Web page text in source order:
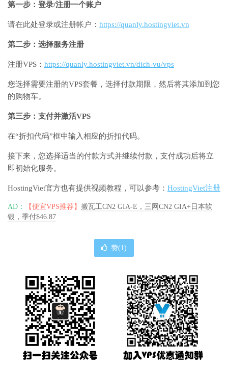
第一步：登录/注册一个账户
请在此处登录或注册帐户： https://quanly.hostingviet.vn
第二步：选择服务注册
注册VPS： https://quanly.hostingviet.vn/dich-vu/vps
您选择需要注册的VPS套餐，选择付款期限，然后将其添加到您
的购物车。
第三步：支付并激活VPS
在“折扣代码”框中输入相应的折扣代码。
接下来，您选择适当的付款方式并继续付款，支付成功后将立
即初始化服务。
HostingViet官方也有提供视频教程，可以参考： HostingViet注册
AD： 【便宜VPS推荐】 搬瓦工CN2 GIA-E，三网CN2 GIA+日本软
银，季付$46.87
赞(1)